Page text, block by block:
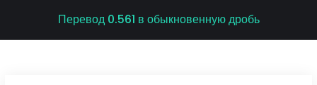
Перевод 0.561 в обыкновенную дробь